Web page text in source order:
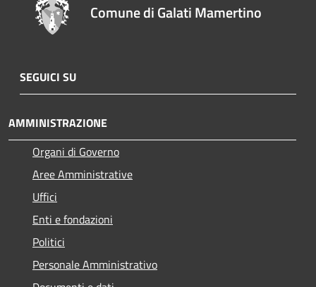
Comune di Galati Mamertino
SEGUICI SU
AMMINISTRAZIONE
Organi di Governo
Aree Amministrative
Uffici
Enti e fondazioni
Politici
Personale Amministrativo